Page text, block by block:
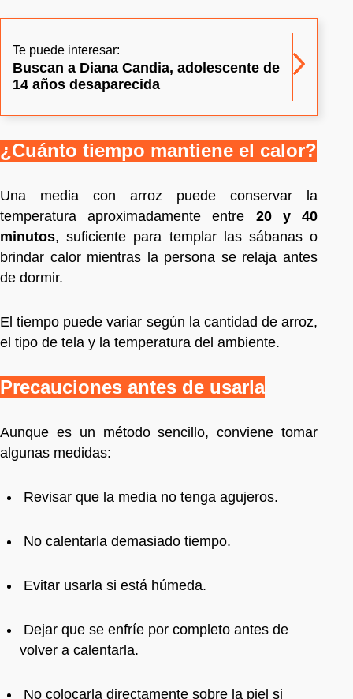
Te puede interesar:
Buscan a Diana Candia, adolescente de
14 años desaparecida
¿Cuánto tiempo mantiene el calor?
Una media con arroz puede conservar la
temperatura aproximadamente entre 20 y 40
minutos, suficiente para templar las sábanas o
brindar calor mientras la persona se relaja antes
de dormir.
El tiempo puede variar según la cantidad de arroz,
el tipo de tela y la temperatura del ambiente.
Precauciones antes de usarla
Aunque es un método sencillo, conviene tomar
algunas medidas:
Revisar que la media no tenga agujeros.
No calentarla demasiado tiempo.
Evitar usarla si está húmeda.
Dejar que se enfríe por completo antes de
volver a calentarla.
No colocarla directamente sobre la piel si